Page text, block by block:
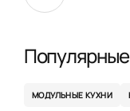
МОДУЛЬНЫЕ КУХНИ